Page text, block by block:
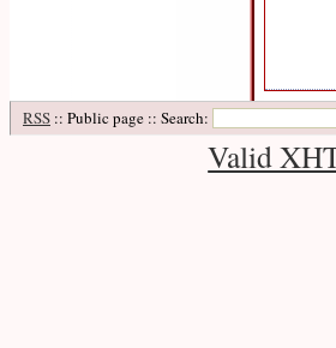
RSS :: Public page :: Search:
Valid